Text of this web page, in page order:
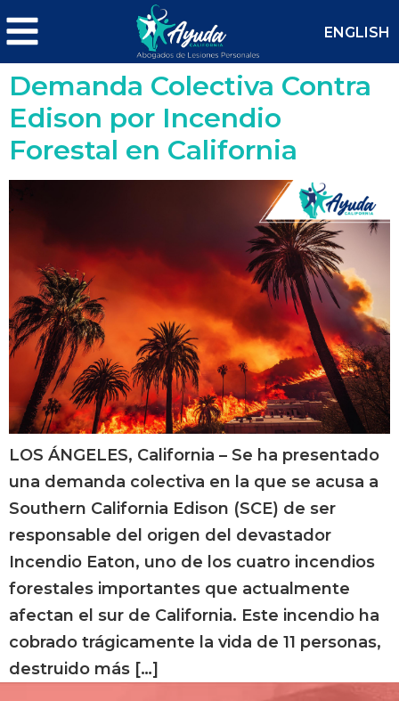
ENGLISH
Demanda Colectiva Contra
Edison por Incendio
Forestal en California
LOS ÁNGELES, California – Se ha presentado
una demanda colectiva en la que se acusa a
Southern California Edison (SCE) de ser
responsable del origen del devastador
Incendio Eaton, uno de los cuatro incendios
forestales importantes que actualmente
afectan el sur de California. Este incendio ha
cobrado trágicamente la vida de 11 personas,
destruido más […]